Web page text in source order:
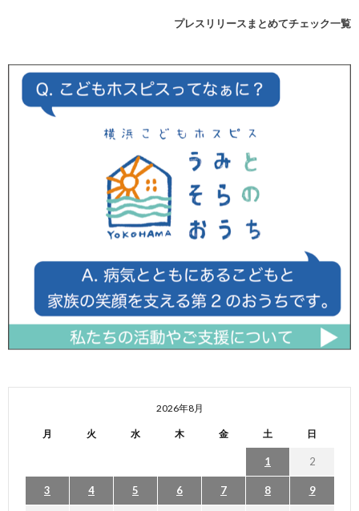
プレスリリースまとめてチェック一覧
2026年8月
月 火 水 木 金 土 日
1 2
3 4 5 6 7 8 9